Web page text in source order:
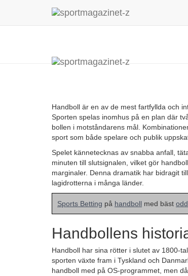
Handboll är en av de mest fartfyllda och
Sporten spelas inomhus på en plan där
bollen i motståndarens mål.
sport som både spelare och publik
Spelet kännetecknas av snabba anfall,
minuten till slutsignalen, vilket gör
marginaler. Denna dramatik har bidragit
lagidrotterna i många länder.
Sports Betting på handboll med bäst
Handbollens
Handboll har sina rötter i slutet av 1800-
sporten växte fram i Tyskland och
handboll med på OS-programmet, men